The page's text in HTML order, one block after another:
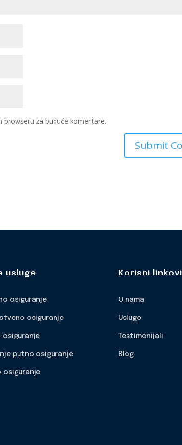
browseru za buduće komentare.
usluge
osiguranje
osiguranje
osiguranje
putno osiguranje
osiguranje
Korisni linkovi
O nama
Usluge
Testimonijali
Blog